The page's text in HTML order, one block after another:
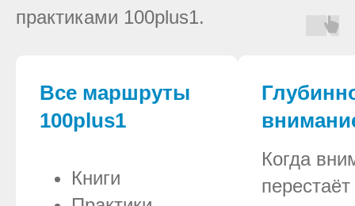
практиками 100plus1.
Все маршруты
100plus1
Книги
Когда